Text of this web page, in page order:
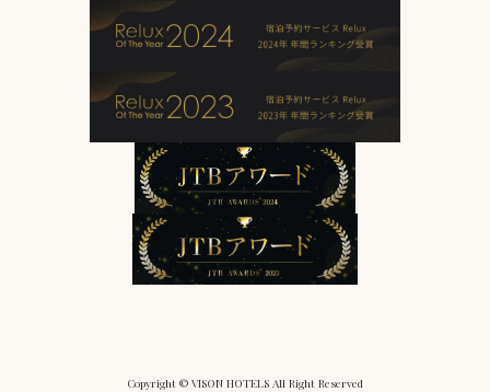
Copyright © VISON HOTELS All Right Reserved